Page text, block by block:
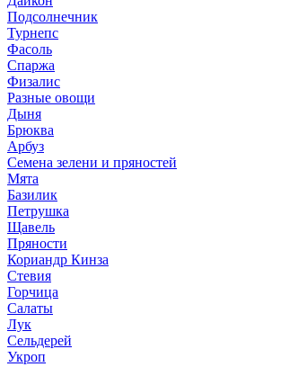
Подсолнечник
Турнепс
Фасоль
Спаржа
Физалис
Разные овощи
Дыня
Брюква
Арбуз
Семена зелени и пряностей
Мята
Базилик
Петрушка
Щавель
Пряности
Кориандр Кинза
Стевия
Горчица
Салаты
Лук
Сельдерей
Укроп